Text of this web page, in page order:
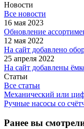
Новости
Все новости
16 мая 2023
Обновление
12 мая 2022
На сайт добавлено
25 апреля 2022
На сайт добавлены
Статьи
Все статьи
Механический или
Ручные насосы со
Ранее вы